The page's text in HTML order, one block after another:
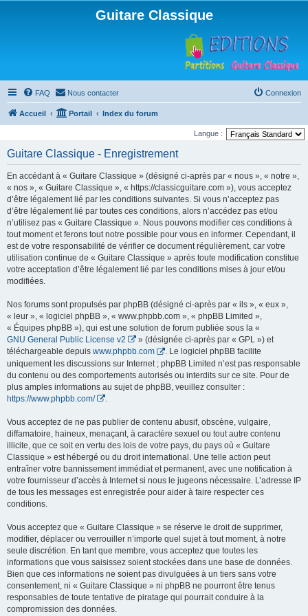
Guitare Classique
FAQ Nous contacter Connexion
Accueil Portail Index du forum
Langue :
Guitare Classique - Enregistrement
En accédant à « Guitare Classique » (désigné ci-après par « nous », « notre »,
« nos », « Guitare Classique », « https://classicguitare.com »), vous acceptez
d’être légalement lié par les conditions suivantes. Si vous n’acceptez pas
d’être légalement lié par toutes ces conditions, alors n’accédez pas et/ou
n’utilisez pas « Guitare Classique ». Nous pouvons modifier ces conditions à
tout moment et ferons tout notre possible pour vous en informer. Cependant, il
est de votre responsabilité de vérifier ce document régulièrement, car votre
utilisation continue de « Guitare Classique » après toute modification constitue
votre acceptation d’être légalement lié par les conditions mises à jour et/ou
modifiées.
Nos forums sont propulsés par phpBB (désigné ci-après par « ils », « eux »,
« leur », « logiciel phpBB », « www.phpbb.com », « phpBB Limited »,
« Équipes phpBB »), qui est une solution de forum publiée sous la «
GNU General Public License v2
» (désignée ci-après par « GPL ») et
téléchargeable depuis www.phpbb.com
. Le logiciel phpBB facilite
uniquement les discussions sur Internet ; phpBB Limited n’est pas responsable
du contenu ou des comportements autorisés ou interdits sur ce site. Pour de
plus amples informations au sujet de phpBB, veuillez consulter :
https://www.phpbb.com/
Vous acceptez de ne pas publier de contenu abusif, obscène, vulgaire,
diffamatoire, haineux, menaçant, à caractère sexuel ou tout autre contenu
illicite, que ce soit en vertu des lois de votre pays, du pays où « Guitare
Classique » est hébergé ou du droit international. Une telle action peut
entraîner votre bannissement immédiat et permanent, avec une notification à
votre fournisseur d’accès à Internet si nous le jugeons nécessaire. L’adresse IP
de tous les messages est enregistrée pour aider à faire respecter ces
conditions.
Vous acceptez que « Guitare Classique » se réserve le droit de supprimer,
modifier, déplacer ou verrouiller n’importe quel sujet à tout moment, à notre
seule discrétion. En tant que membre, vous acceptez que toutes les
informations que vous saisissez soient stockées dans une base de données.
Bien que ces informations ne soient pas divulguées à un tiers sans votre
consentement, ni « Guitare Classique » ni phpBB ne pourront être tenus
responsables de toute tentative de piratage qui pourrait conduire à la
compromission des données.